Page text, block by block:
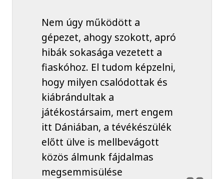
Nem úgy működött a
gépezet, ahogy szokott, apró
hibák sokasága vezetett a
fiaskóhoz. El tudom képzelni,
hogy milyen csalódottak és
kiábrándultak a
játékostársaim, mert engem
itt Dániában, a tévékészülék
előtt ülve is mellbevágott
közös álmunk fájdalmas
megsemmisülése